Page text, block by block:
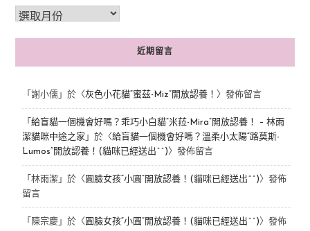
近期留言
「 謝小儒」於〈灰色小花貓“蜜茲-Miz”開放認養！ 〉發佈留言
「 給盲貓一個機會好嗎？乖巧小白貓“米菈-Mira”開放認養！ – 林雨
潔貓咪中途之家 」於〈給盲貓一個機會好嗎？溫柔小太陽“路莫斯-
Lumos”開放認養！(貓咪已經送出^^)〉發佈留言
「 林雨潔 」於〈 圓臉女孩“小圓”開放認養！(貓咪已經送出^^)〉發佈
留言
「 陳宗慶」於〈 圓臉女孩“小圓”開放認養！(貓咪已經送出^^)〉發佈